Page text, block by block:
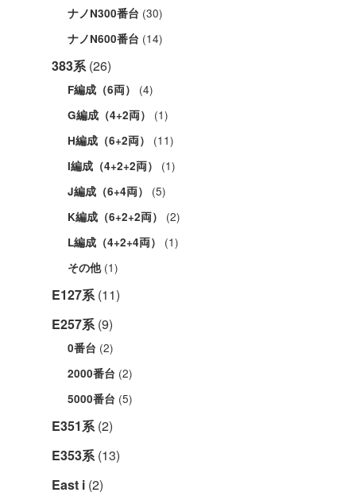
ナノN300番台 (30)
ナノN600番台 (14)
383系(26)
F編成（6両） (4)
G編成（4+2両） (1)
H編成（6+2両） (11)
I編成（4+2+2両） (1)
J編成（6+4両） (5)
K編成（6+2+2両） (2)
L編成（4+2+4両） (1)
その他(1)
E127系(11)
E257系(9)
0番台 (2)
2000番台 (2)
5000番台 (5)
E351系(2)
E353系(13)
East i (2)